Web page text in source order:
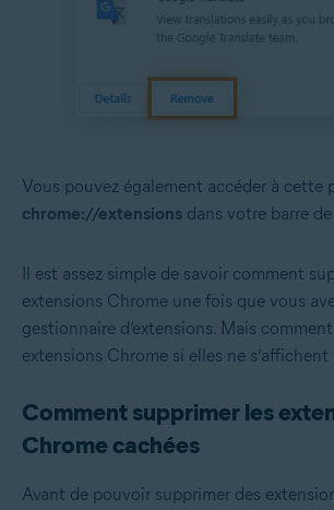
Vous pouvez également accéder à cette
chrome://extensions dans votre barre
Il est assez simple de savoir comment
extensions Chrome une fois que vous
gestionnaire d’extensions. Mais
extensions Chrome si elles ne s’affichent
Comment supprimer les
Chrome cachées
Avant de pouvoir supprimer des